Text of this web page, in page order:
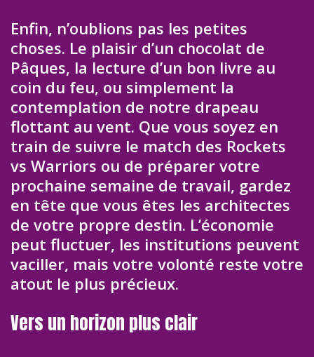
Enfin, n’oublions pas les petites
choses. Le plaisir d’un chocolat de
Pâques, la lecture d’un bon livre au
coin du feu, ou simplement la
contemplation de notre drapeau
flottant au vent. Que vous soyez en
train de suivre le match des Rockets
vs Warriors ou de préparer votre
prochaine semaine de travail, gardez
en tête que vous êtes les architectes
de votre propre destin. L’économie
peut fluctuer, les institutions peuvent
vaciller, mais votre volonté reste votre
atout le plus précieux.
Vers un horizon plus clair